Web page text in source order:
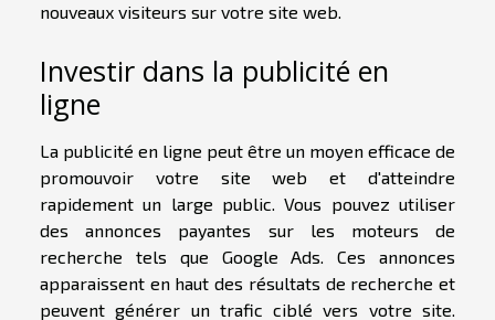
nouveaux visiteurs sur votre site web.
Investir dans la publicité en
ligne
La publicité en ligne peut être un moyen efficace de
promouvoir votre site web et d'atteindre
rapidement un large public. Vous pouvez utiliser
des annonces payantes sur les moteurs de
recherche tels que Google Ads. Ces annonces
apparaissent en haut des résultats de recherche et
peuvent générer un trafic ciblé vers votre site.